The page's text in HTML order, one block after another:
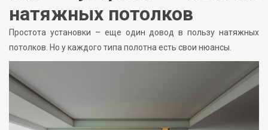
натяжных потолков
Простота установки – еще один довод в пользу натяжных
потолков. Но у каждого типа полотна есть свои нюансы.